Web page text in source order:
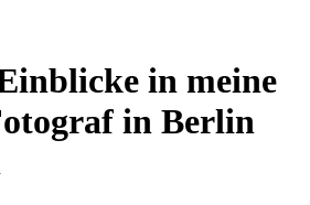
in meine
in Berlin